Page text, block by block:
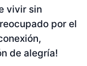
vivir sin
por el
de alegría!